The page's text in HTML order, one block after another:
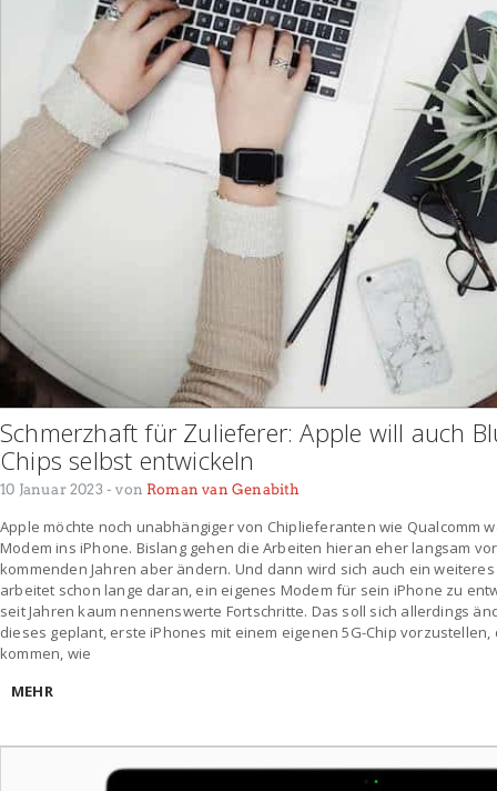
Schmerzhaft für Zulieferer: Apple will auch
Chips selbst entwickeln
10 Januar 2023 - von Roman van Genabith
Apple möchte noch unabhängiger von Chiplieferanten wie Qualcomm
Modem ins iPhone. Bislang gehen die Arbeiten hieran eher langsam
kommenden Jahren aber ändern. Und dann wird sich auch ein
arbeitet schon lange daran, ein eigenes Modem für sein iPhone zu
seit Jahren kaum nennenswerte Fortschritte. Das soll sich allerdings
dieses geplant, erste iPhones mit einem eigenen 5G-Chip
kommen, wie
MEHR